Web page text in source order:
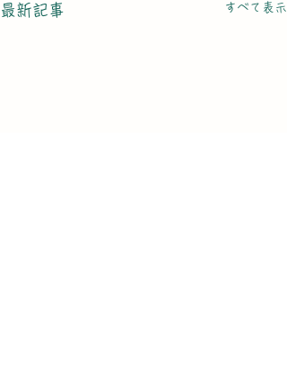
最新記事 すべて表示